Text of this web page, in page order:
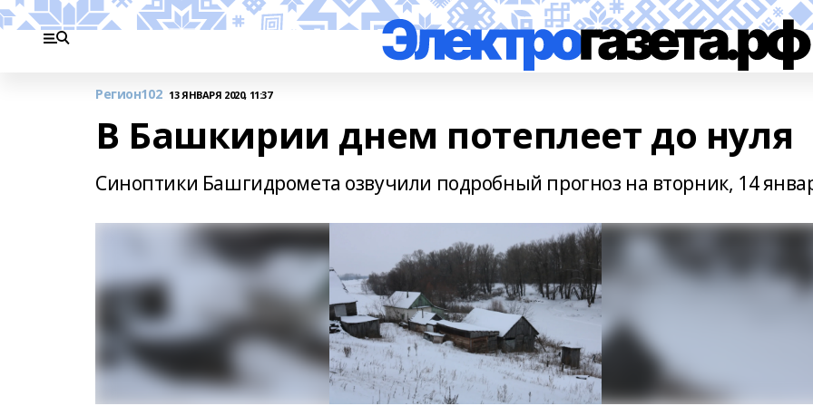
Регион102 13 ЯНВАРЯ 2020, 11:37
В Башкирии днем потеплеет до нуля
Синоптики Башгидромета озвучили подробный прогноз на вторник, 14